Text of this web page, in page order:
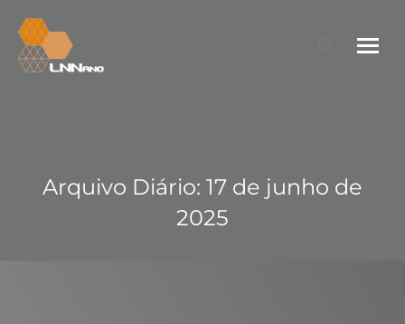
Search:
Arquivo Diário: 17 de junho de
2025